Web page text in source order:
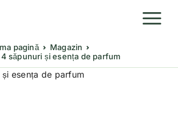
pagină
Magazin
săpunuri și esența de parfum